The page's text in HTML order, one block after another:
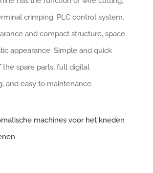
crimping. PLC control system.
and compact structure, space
appearance. Simple and quick
spare parts, full digital
and easy to maintenance.
machines voor het kneden